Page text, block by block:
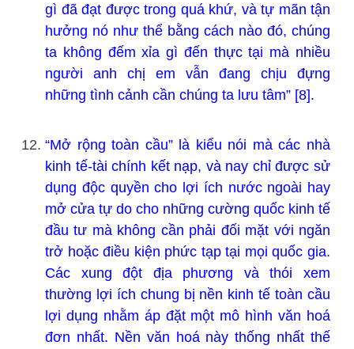
gì đã đạt được trong quá khứ, và tự mãn tận
hưởng nó như thể bằng cách nào đó, chúng
ta không đếm xỉa gì đến thực tại mà nhiều
người anh chị em vẫn đang chịu đựng
những tình cảnh cần chúng ta lưu tâm” [8].
“Mở rộng toàn cầu” là kiểu nói mà các nhà
kinh tế-tài chính kết nạp, và nay chỉ được sử
dụng độc quyền cho lợi ích nước ngoài hay
mở cửa tự do cho những cường quốc kinh tế
đầu tư mà không cần phải đối mặt với ngăn
trở hoặc điều kiện phức tạp tại mọi quốc gia.
Các xung đột địa phương và thói xem
thường lợi ích chung bị nền kinh tế toàn cầu
lợi dụng nhằm áp đặt một mô hình văn hoá
đơn nhất. Nền văn hoá này thống nhất thế